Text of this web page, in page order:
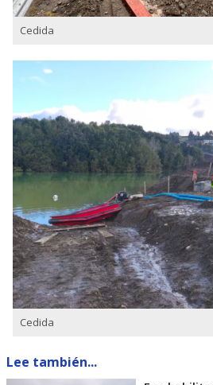
Cedida
Cedida
Lee también...